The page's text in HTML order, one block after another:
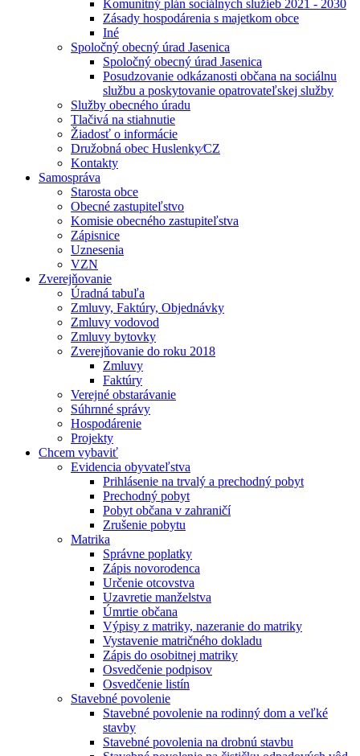
Komunitný plán sociálnych služieb 2021 - 2030
Zásady hospodárenia s majetkom obce
Iné
Spoločný obecný úrad Jasenica
Spoločný obecný úrad Jasenica
Posudzovanie odkázanosti občana na sociálnu
službu a poskytovanie opatrovateľskej služby
Služby obecného úradu
Tlačivá na stiahnutie
Žiadosť o informácie
Družobná obec Huslenky⁄CZ
Kontakty
Samospráva
Starosta obce
Obecné zastupiteľstvo
Komisie obecného zastupiteľstva
Zápisnice
Uznesenia
VZN
Zverejňovanie
Úradná tabuľa
Zmluvy, Faktúry, Objednávky
Zmluvy vodovod
Zmluvy bytovky
Zverejňovanie do roku 2018
Zmluvy
Faktúry
Verejné obstarávanie
Súhrnné správy
Hospodárenie
Projekty
Chcem vybaviť
Evidencia obyvateľstva
Prihlásenie na trvalý a prechodný pobyt
Prechodný pobyt
Pobyt občana v zahraničí
Zrušenie pobytu
Matrika
Správne poplatky
Zápis novorodenca
Určenie otcovstva
Uzavretie manželstva
Úmrtie občana
Výpisy z matriky, nazeranie do matriky
Vystavenie matričného dokladu
Zápis do osobitnej matriky
Osvedčenie podpisov
Osvedčenie listín
Stavebné povolenie
Stavebné povolenie na rodinný dom a veľké
stavby
Stavebné povolenia na drobnú stavbu